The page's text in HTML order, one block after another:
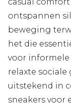
ontspannen
beweging
het die
voor
relaxte
uitstekend in
sneakers voor